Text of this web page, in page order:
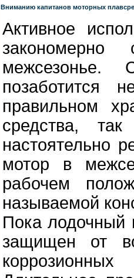
Вниманию капитанов моторных
Активное
межсезонье.
правильном
средства,
настоятельно
мотор в
рабочем
называемой
Пока лодочный
защищен от